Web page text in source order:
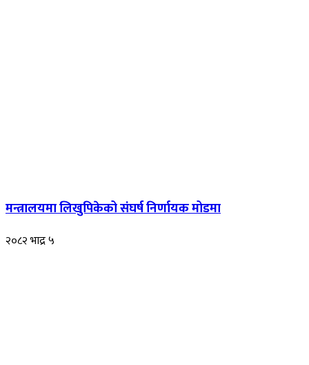
मन्त्रालयमा लिखुपिकेको संघर्ष निर्णायक मोडमा
२०८२ भाद्र ५